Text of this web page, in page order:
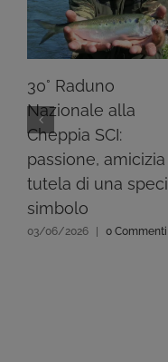
30° Raduno
Nazionale alla
Cheppia SCI:
passione,
tutela di una
simbolo
03/06/2026 | 0 Commenti